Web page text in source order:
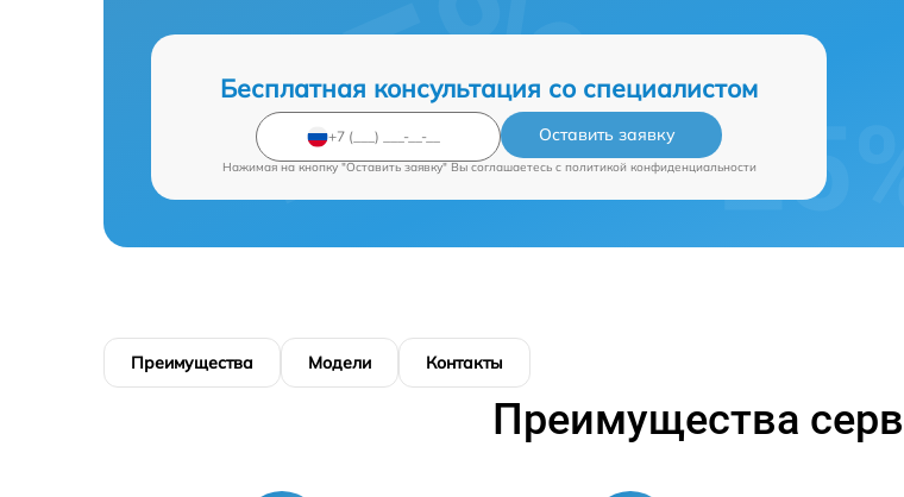
Бесплатная консультация со специалистом
Оставить заявку
Нажимая на кнопку "Оставить заявку" Вы соглашаетесь c политикой конфиденциальности
Преимущества Модели Контакты
Преимущества